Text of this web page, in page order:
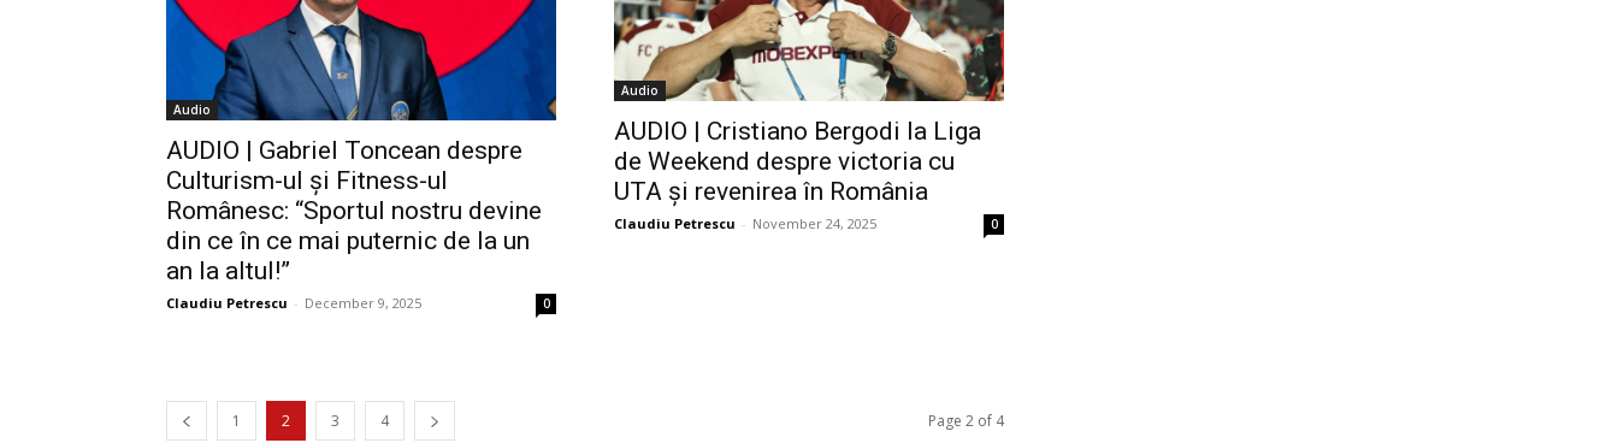
Audio
AUDIO | Gabriel Toncean despre
Culturism-ul și Fitness-ul
Românesc: “Sportul nostru devine
din ce în ce mai puternic de la un
an la altul!”
Claudiu Petrescu - December 9, 2025 0
Audio
AUDIO | Cristiano Bergodi la Liga
de Weekend despre victoria cu
UTA și revenirea în România
Claudiu Petrescu - November 24, 2025 0
1 2 3 4 Page 2 of 4